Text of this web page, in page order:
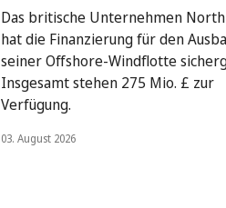
Das britische Unternehmen
hat die Finanzierung für den
seiner Offshore-Windflotte
Insgesamt stehen 275 Mio. £ zur
Verfügung.
03. August 2026